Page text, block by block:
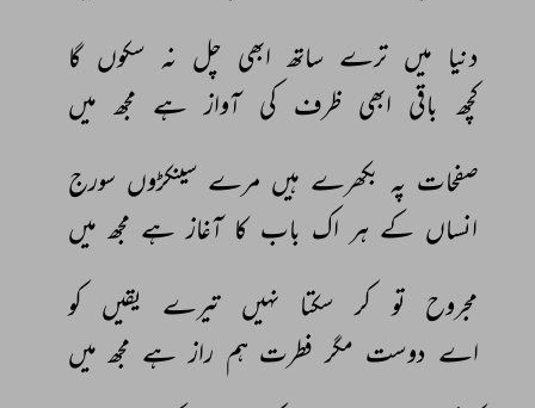
دنیا میں ترے ساتھ ابھی چل نہ سکوں گا
کچھ باقی ابھی ظرف کی آواز ہے مجھ میں
صفحات پہ بکھرے ہیں مرے سینکڑوں سورج
انساں کے ہر اک باب کا آغاز ہے مجھ میں
مجروح تو کر سکتا نہیں تیرے یقیں کو
اے دوست مگر فطرت ہم راز ہے مجھ میں